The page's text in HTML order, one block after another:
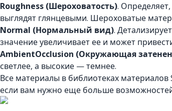
Roughness (Шероховатость).
выглядят глянцевыми. Шероховатые
Normal (Нормальный вид).
значение увеличивает ее и может
AmbientOcclusion (Окружающая
светлее, а высокие — темнее.
Все материалы в библиотеках
если вам нужно еще больше